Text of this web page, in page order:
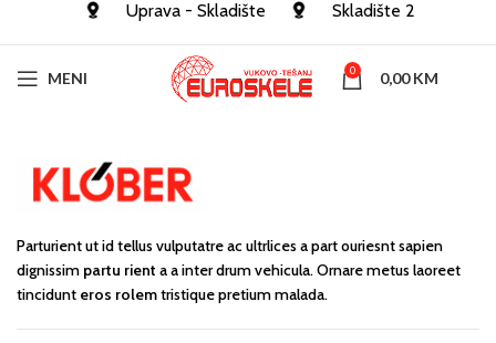
Uprava - Skladište Skladište 2
MENI 0 0,00KM
Parturient ut id tellus vulputatre ac ultrlices a part ouriesnt sapien
dignissim partu rient a a inter drum vehicula. Ornare metus laoreet
tincidunt eros rolemtristique pretium malada.